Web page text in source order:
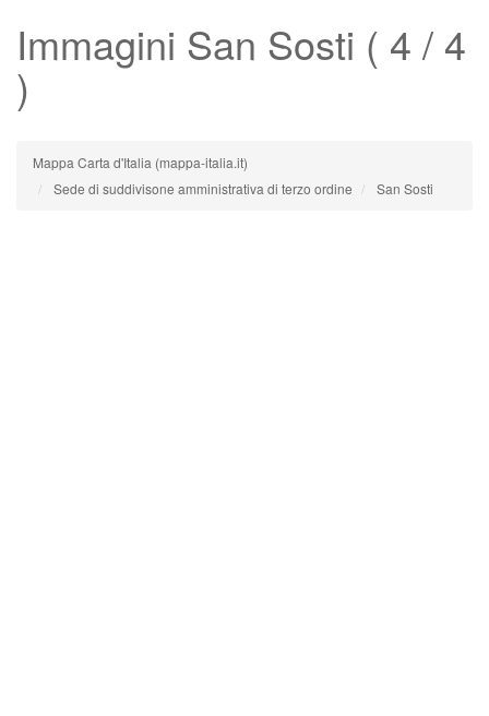
Immagini San Sosti ( 4 / 4
)
Mappa Carta d'Italia (mappa-italia.it)
Sede di suddivisone amministrativa di terzo ordine
San Sosti